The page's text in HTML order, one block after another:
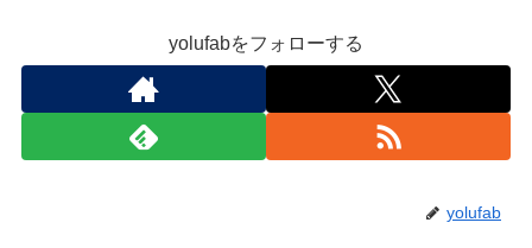
yolufabをフォローする
yolufab